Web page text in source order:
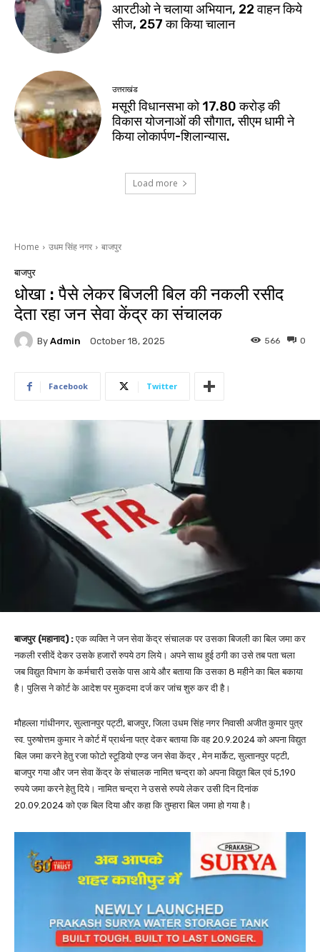
आरटीओ ने चलाया अभियान, 22 वाहन किये
सीज, 257 का किया चालान
उत्तराखंड
मसूरी विधानसभा को 17.80 करोड़ की
विकास योजनाओं की सौगात, सीएम धामी ने
किया लोकार्पण-शिलान्यास.
Load more